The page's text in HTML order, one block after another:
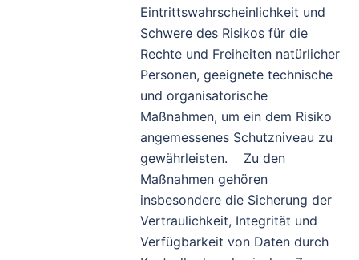
Eintrittswahrscheinlichkeit und
Schwere des Risikos für die
Rechte und Freiheiten natürlicher
Personen, geeignete technische
und organisatorische
Maßnahmen, um ein dem Risiko
angemessenes Schutzniveau zu
gewährleisten. Zu den
Maßnahmen gehören
insbesondere die Sicherung der
Vertraulichkeit, Integrität und
Verfügbarkeit von Daten durch